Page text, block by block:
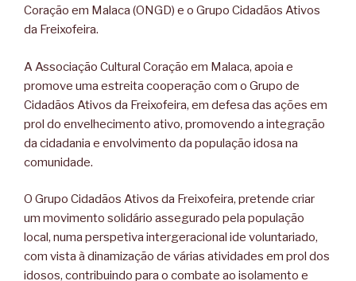
Coração em Malaca (ONGD) e o Grupo Cidadãos Ativos
da Freixofeira.
A Associação Cultural Coração em Malaca, apoia e
promove uma estreita cooperação com o Grupo de
Cidadãos Ativos da Freixofeira, em defesa das ações em
prol do envelhecimento ativo, promovendo a integração
da cidadania e envolvimento da população idosa na
comunidade.
O Grupo Cidadãos Ativos da Freixofeira, pretende criar
um movimento solidário assegurado pela população
local, numa perspetiva intergeracional ide voluntariado,
com vista à dinamização de várias atividades em prol dos
idosos, contribuindo para o combate ao isolamento e